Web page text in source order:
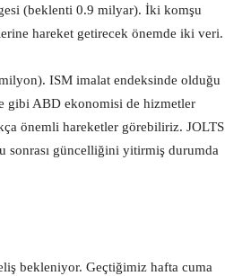
(beklenti 0.9 milyar). İki komşu
hareket getirecek önemde iki veri.
ISM imalat endeksinde olduğu
gibi ABD ekonomisi de hizmetler
önemli hareketler görebiliriz. JOLTS
sonrası güncelliğini yitirmiş durumda
bekleniyor. Geçtiğimiz hafta cuma